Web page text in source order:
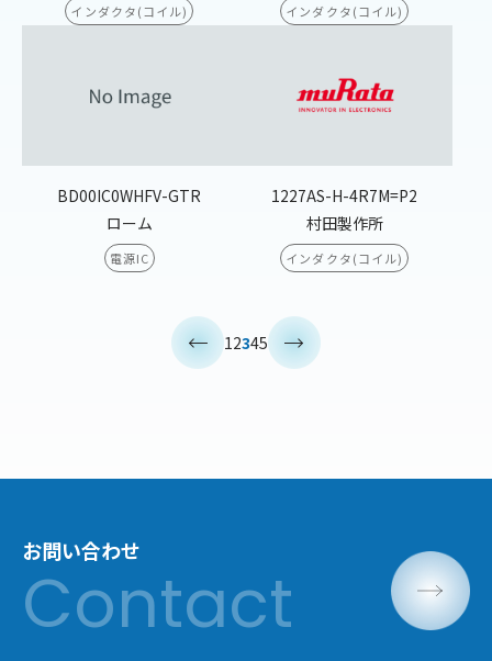
インダクタ(コイル) インダクタ(コイル)
BD00IC0WHFV-GTR
ローム
電源IC
1227AS-H-4R7M=P2
村田製作所
インダクタ(コイル)
12345
お問い合わせ